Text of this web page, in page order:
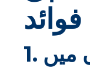
فوائد
1. دماغی بیماریوں میں